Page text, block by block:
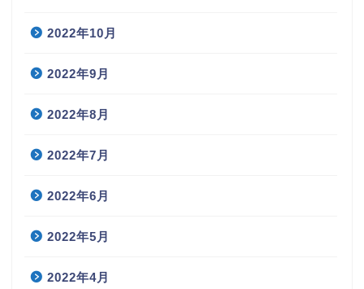
2022年10月
2022年9月
2022年8月
2022年7月
2022年6月
2022年5月
2022年4月